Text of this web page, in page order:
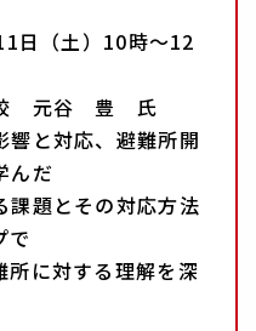
日（土）10時～12
校 元谷 豊 氏
と対応、避難所開
んだ
課題とその対応方法
で
所に対する理解を深